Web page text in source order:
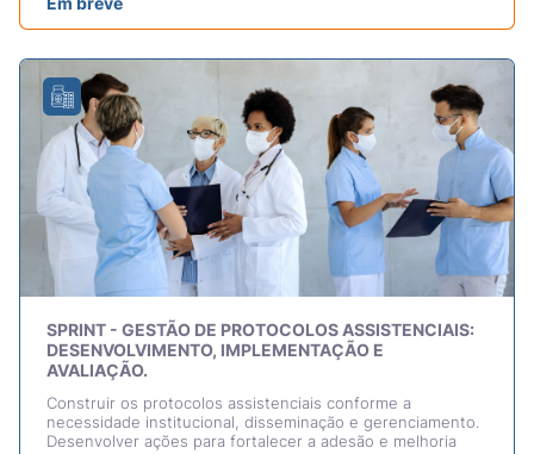
SPRINT - GESTÃO DE PROTOCOLOS ASSISTENCIAIS:
DESENVOLVIMENTO, IMPLEMENTAÇÃO E
AVALIAÇÃO.
Construir os protocolos assistenciais conforme a
necessidade institucional, disseminação e gerenciamento.
Desenvolver ações para fortalecer a adesão e melhoria